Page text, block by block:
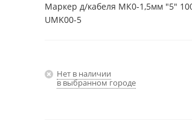
Маркер д/кабеля МК0-1,5мм "5"
UMK00-5
Нет в наличии
в выбранном городе